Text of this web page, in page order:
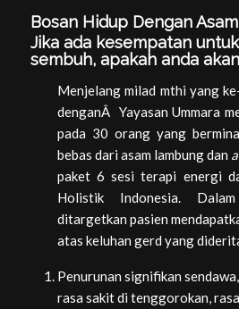
Bosan Hidup Dengan
Jika ada kesempatan
sembuh, apakah anda
Menjelang milad mthi yang
denganÂ Yayasan Ummara
pada 30 orang yang
bebas dari asam lambung dan
paket 6 sesi terapi energi
Holistik Indonesia.
ditargetkan pasien
atas keluhan gerd yang
Penurunan signifikan
rasa sakit di tenggorokan,